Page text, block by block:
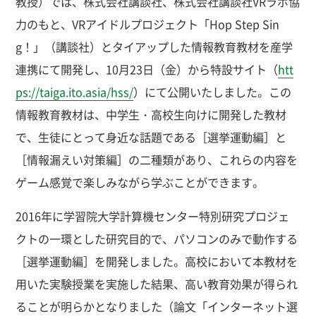
力のもと、VRアイドルプロジェクト「Hop Step Sin
g！」（講談社）とタイアップした情報教育教材を産学
連携にて開発し、10月23日（金）から特設サイト（htt
ps://taiga.ito.asia/hss/）にて公開いたしました。この
情報教育教材は、中学生・高校生向けに開発した教材
で、生徒にとって身近な話題である［選挙運動編］と
［情報漏えい対策編］の二種類があり、これらの内容を
ゲーム感覚で楽しみながら学ぶことができます。
2016年に学習院大学計算機センター特別研究プロジェ
クトの一環とした研究目的で、パソコンのみで動作する
［選挙運動編］を開発しました。高校において本教材を
用いた実験授業を実施した結果、高い教育効果が得られ
ることが明らかとなりました（論文「インターネット選